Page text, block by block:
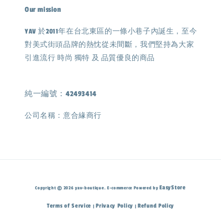
Our mission
YAV 於2011年在台北東區的一條小巷子內誕生，至今
對美式街頭品牌的熱忱從未間斷，我們堅持為大家
引進流行 時尚 獨特 及 品質優良的商品
純一編號：42493414
公司名稱：意合緣商行
Copyright © 2026 yav-boutique. E-commerce Powered byEasyStore
Terms of Service |Privacy Policy |Refund Policy